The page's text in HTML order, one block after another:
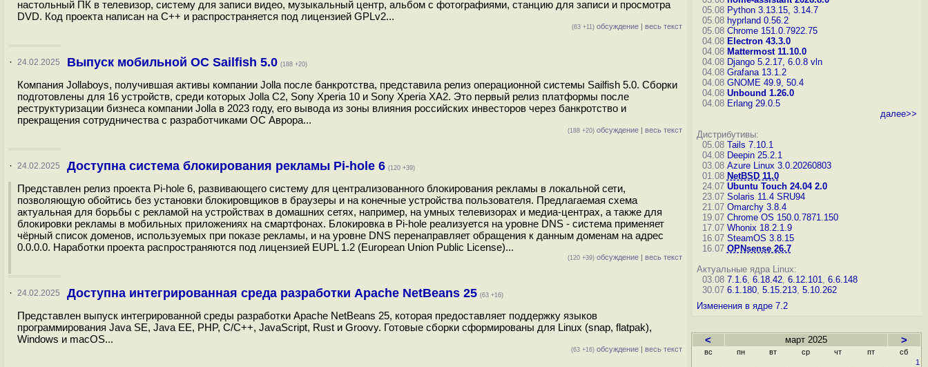
настольный ПК в телевизор, систему для записи видео, музыкальный центр, альбом с фотографиями, станцию для записи и просмотра
DVD. Код проекта написан на С++ и распространяется под лицензией GPLv2...
(63 +11) обсуждение | весь текст
· 24.02.2025 Выпуск мобильной ОС Sailfish 5.0 (188 +20)
Компания Jollaboys, получившая активы компании Jolla после банкротства, представила релиз операционной системы Sailfish 5.0. Сборки
подготовлены для 16 устройств, среди которых Jolla C2, Sony Xperia 10 и Sony Xperia XA2. Это первый релиз платформы после
реструктуризации бизнеса компании Jolla в 2023 году, его вывода из зоны влияния российских инвесторов через банкротство и
прекращения сотрудничества с разработчиками ОС Аврора...
(188 +20) обсуждение | весь текст
· 24.02.2025 Доступна система блокирования рекламы Pi-hole 6 (120 +39)
Представлен релиз проекта Pi-hole 6, развивающего систему для централизованного блокирования рекламы в локальной сети,
позволяющую обойтись без установки блокировщиков в браузеры и на конечные устройства пользователя. Предлагаемая схема
актуальная для борьбы с рекламой на устройствах в домашних сетях, например, на умных телевизорах и медиа-центрах, а также для
блокировки рекламы в мобильных приложениях на смартфонах. Блокировка в Pi-hole реализуется на уровне DNS - система применяет
чёрный список доменов, используемых при показе рекламы, и на уровне DNS перенаправляет обращения к данным доменам на адрес
0.0.0.0. Наработки проекта распространяются под лицензией EUPL 1.2 (European Union Public License)...
(120 +39) обсуждение | весь текст
· 24.02.2025 Доступна интегрированная среда разработки Apache NetBeans 25 (63 +16)
Представлен выпуск интегрированной среды разработки Apache NetBeans 25, которая предоставляет поддержку языков
программирования Java SE, Java EE, PHP, C/C++, JavaScript, Rust и Groovy. Готовые сборки сформированы для Linux (snap, flatpak),
Windows и macOS...
(63 +16) обсуждение | весь текст
05.08 Python 3.13.15, 3.14.7
05.08 hyprland 0.56.2
05.08 Chrome 151.0.7922.75
04.08 Electron 43.3.0
04.08 Mattermost 11.10.0
04.08 Django 5.2.17, 6.0.8 vln
04.08 Grafana 13.1.2
04.08 GNOME 49.9, 50.4
04.08 Unbound 1.26.0
04.08 Erlang 29.0.5
далее>>
Дистрибутивы:
05.08 Tails 7.10.1
04.08 Deepin 25.2.1
03.08 Azure Linux 3.0.20260803
01.08 NetBSD 11.0
24.07 Ubuntu Touch 24.04 2.0
23.07 Solaris 11.4 SRU94
21.07 Omarchy 3.8.4
19.07 Chrome OS 150.0.7871.150
17.07 Whonix 18.2.1.9
16.07 SteamOS 3.8.15
16.07 OPNsense 26.7
Актуальные ядра Linux:
03.08 7.1.6, 6.18.42, 6.12.101, 6.6.148
30.07 6.1.180, 5.15.213, 5.10.262
Изменения в ядре 7.2
< март 2025 >
вс пн вт ср чт пт
сб
1